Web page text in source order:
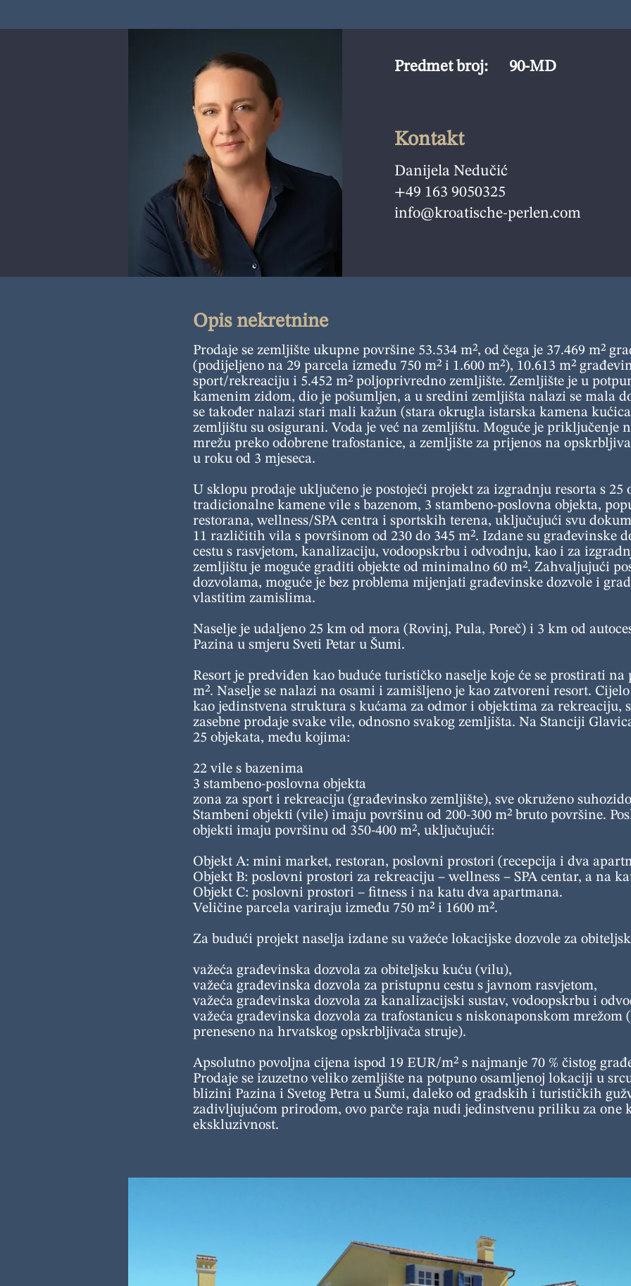
90-MD
Predmet broj:
Kontakt
Danijela Nedučić
+49 163 9050325
info@kroatische-perlen.com
Opis nekretnine
Prodaje se zemljište ukupne površine 53.534 m², od čega je 37.469 m²
(podijeljeno na 29 parcela između 750 m² i 1.600 m²), 10.613 m²
sport/rekreaciju i 5.452 m² poljoprivredno zemljište. Zemljište je u
kamenim zidom, dio je pošumljen, a u sredini zemljišta nalazi se mala
se također nalazi stari mali kažun (stara okrugla istarska kamena
zemljištu su osigurani. Voda je već na zemljištu. Moguće je priključenje
mrežu preko odobrene trafostanice, a zemljište za prijenos na
u roku od 3 mjeseca.
U sklopu prodaje uključeno je postojeći projekt za izgradnju resorta s 25
tradicionalne kamene vile s bazenom, 3 stambeno-poslovna objekta,
restorana, wellness/SPA centra i sportskih terena, uključujući svu
11 različitih vila s površinom od 230 do 345 m². Izdane su građevinske
cestu s rasvjetom, kanalizaciju, vodoopskrbu i odvodnju, kao i za
zemljištu je moguće graditi objekte od minimalno 60 m². Zahvaljujući
dozvolama, moguće je bez problema mijenjati građevinske dozvole i
vlastitim zamislima.
Naselje je udaljeno 25 km od mora (Rovinj, Pula, Poreč) i 3 km od
Pazina u smjeru Sveti Petar u Šumi.
Resort je predviđen kao buduće turističko naselje koje će se prostirati na
m². Naselje se nalazi na osami i zamišljeno je kao zatvoreni resort.
kao jedinstvena struktura s kućama za odmor i objektima za rekreaciju,
zasebne prodaje svake vile, odnosno svakog zemljišta. Na Stanciji
25 objekata, među kojima:
22 vile s bazenima
3 stambeno-poslovna objekta
zona za sport i rekreaciju (građevinsko zemljište), sve okruženo
Stambeni objekti (vile) imaju površinu od 200-300 m² bruto površine.
objekti imaju površinu od 350-400 m², uključujući:
Objekt A: mini market, restoran, poslovni prostori (recepcija i dva
Objekt B: poslovni prostori za rekreaciju – wellness – SPA centar, a na
Objekt C: poslovni prostori – fitness i na katu dva apartmana.
Veličine parcela variraju između 750 m² i 1600 m².
Za budući projekt naselja izdane su važeće lokacijske dozvole za
važeća građevinska dozvola za obiteljsku kuću (vilu),
važeća građevinska dozvola za pristupnu cestu s javnom rasvjetom,
važeća građevinska dozvola za kanalizacijski sustav, vodoopskrbu i
važeća građevinska dozvola za trafostanicu s niskonaponskom mrežom
preneseno na hrvatskog opskrbljivača struje).
Apsolutno povoljna cijena ispod 19 EUR/m² s najmanje 70 % čistog
Prodaje se izuzetno veliko zemljište na potpuno osamljenoj lokaciji u
blizini Pazina i Svetog Petra u Šumi, daleko od gradskih i turističkih
zadivljujućom prirodom, ovo parče raja nudi jedinstvenu priliku za one
ekskluzivnost.